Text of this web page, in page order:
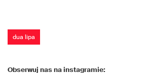
dua lipa
Obserwuj nas na instagramie: